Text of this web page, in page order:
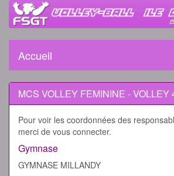
Accueil
MCS VOLLEY FEMININE - VOLLEY
Pour voir les coordonnées des
merci de vous connecter.
Gymnase
GYMNASE MILLANDY